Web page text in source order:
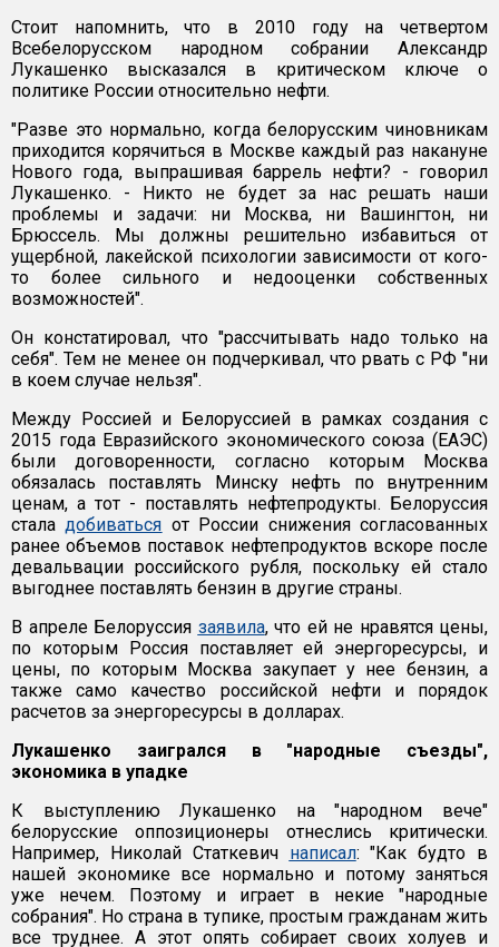
Стоит напомнить, что в 2010 году на четвертом
Всебелорусском народном собрании Александр
Лукашенко высказался в критическом ключе о
политике России относительно нефти.
"Разве это нормально, когда белорусским чиновникам
приходится корячиться в Москве каждый раз накануне
Нового года, выпрашивая баррель нефти? - говорил
Лукашенко. - Никто не будет за нас решать наши
проблемы и задачи: ни Москва, ни Вашингтон, ни
Брюссель. Мы должны решительно избавиться от
ущербной, лакейской психологии зависимости от кого-
то более сильного и недооценки собственных
возможностей".
Он констатировал, что "рассчитывать надо только на
себя". Тем не менее он подчеркивал, что рвать с РФ "ни
в коем случае нельзя".
Между Россией и Белоруссией в рамках создания с
2015 года Евразийского экономического союза (ЕАЭС)
были договоренности, согласно которым Москва
обязалась поставлять Минску нефть по внутренним
ценам, а тот - поставлять нефтепродукты. Белоруссия
стала добиваться от России снижения согласованных
ранее объемов поставок нефтепродуктов вскоре после
девальвации российского рубля, поскольку ей стало
выгоднее поставлять бензин в другие страны.
В апреле Белоруссия заявила, что ей не нравятся цены,
по которым Россия поставляет ей энергоресурсы, и
цены, по которым Москва закупает у нее бензин, а
также само качество российской нефти и порядок
расчетов за энергоресурсы в долларах.
Лукашенко заигрался в "народные съезды",
экономика в упадке
К выступлению Лукашенко на "народном вече"
белорусские оппозиционеры отнеслись критически.
Например, Николай Статкевич написал: "Как будто в
нашей экономике все нормально и потому заняться
уже нечем. Поэтому и играет в некие "народные
собрания". Но страна в тупике, простым гражданам жить
все труднее. А этот опять собирает своих холуев и